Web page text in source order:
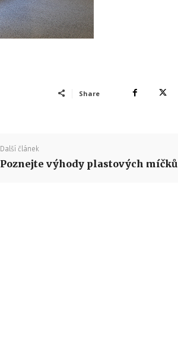
Share
Další článek
Poznejte výhody plastových míčků